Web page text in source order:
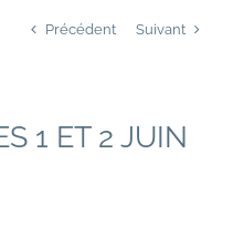
Précédent Suivant
1 ET 2 JUIN